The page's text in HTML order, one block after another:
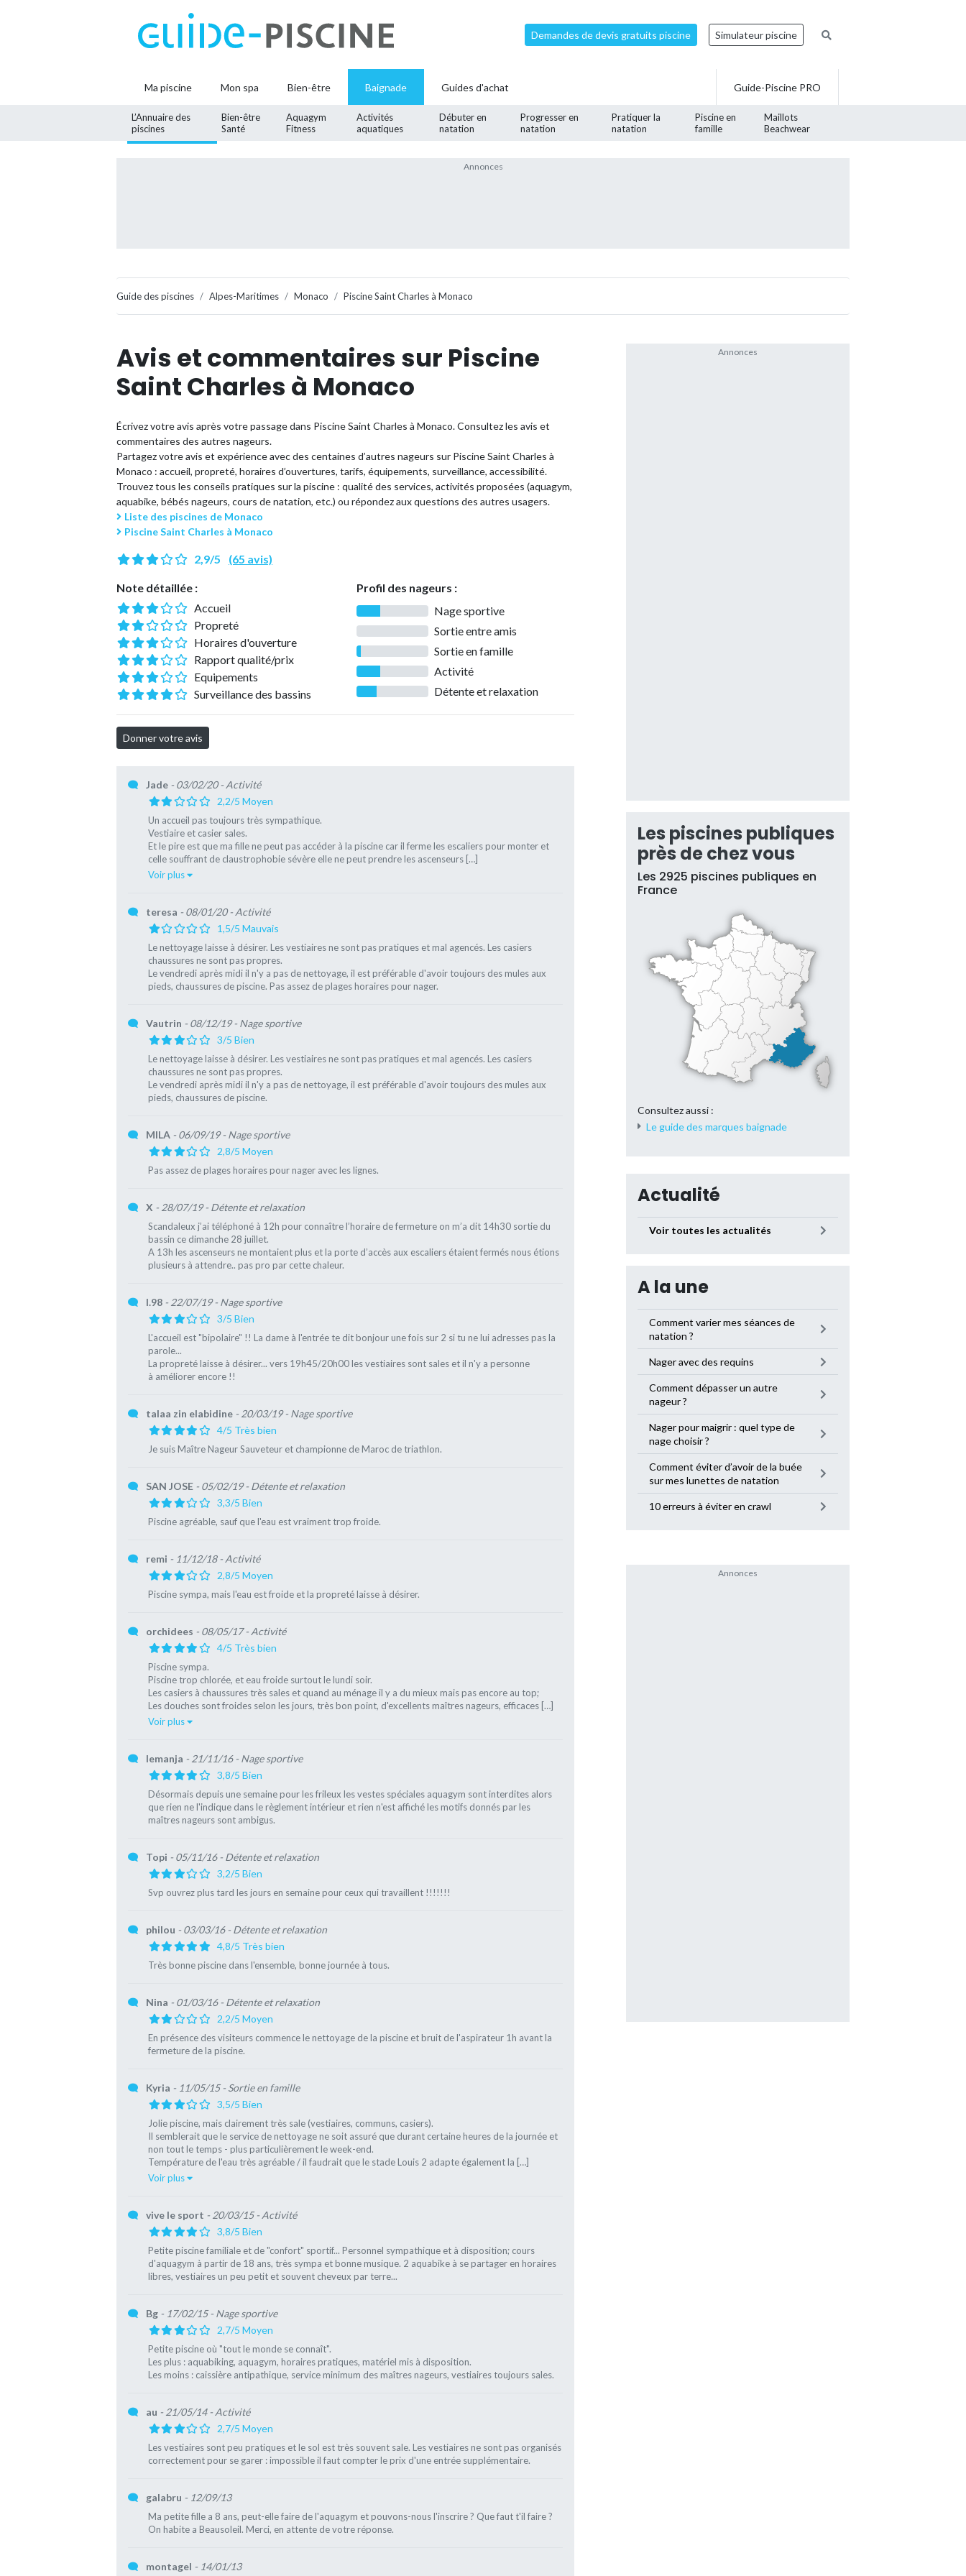
Demandes de devis gratuits piscine Simulateur piscine
Ma piscine Mon spa Bien-être Baignade
L’Annuaire des
piscines
Bien-être
Santé
Aquagym
Fitness
Activités
aquatiques
Débuter en
natation
Progresser en
natation
Pratiquer la
natation
Piscine en
famille
Maillots
Beachwear
Guides d'achat Guide-Piscine PRO
Guide des piscines Alpes-Maritimes Monaco Piscine Saint Charles à Monaco
Avis et commentaires sur Piscine
Saint Charles à Monaco
Écrivez votre avis après votre passage dans Piscine Saint Charles à Monaco. Consultez les avis et
commentaires des autres nageurs.
Partagez votre avis et expérience avec des centaines d’autres nageurs sur Piscine Saint Charles à
Monaco : accueil, propreté, horaires d’ouvertures, tarifs, équipements, surveillance, accessibilité.
Trouvez tous les conseils pratiques sur la piscine : qualité des services, activités proposées (aquagym,
aquabike, bébés nageurs, cours de natation, etc.) ou répondez aux questions des autres usagers.
Liste des piscines de Monaco
Piscine Saint Charles à Monaco
2,9/5 (65 avis)
Note détaillée :
Accueil
Propreté
Horaires d'ouverture
Rapport qualité/prix
Equipements
Surveillance des bassins
Profil des nageurs :
Nage sportive
Sortie entre amis
Sortie en famille
Activité
Détente et relaxation
Jade - 03/02/20- Activité
2,2/5 Moyen
Un accueil pas toujours très sympathique.
Vestiaire et casier sales.
Et le pire est que ma fille ne peut pas accéder à la piscine car il ferme les escaliers pour monter et
celle souffrant de claustrophobie sévère elle ne peut prendre les ascenseurs […]
Voir plus
teresa - 08/01/20- Activité
1,5/5 Mauvais
Le nettoyage laisse à désirer. Les vestiaires ne sont pas pratiques et mal agencés. Les casiers
chaussures ne sont pas propres.
Le vendredi après midi il n'y a pas de nettoyage, il est préférable d'avoir toujours des mules aux
pieds, chaussures de piscine. Pas assez de plages horaires pour nager.
Vautrin - 08/12/19- Nage sportive
3/5 Bien
Le nettoyage laisse à désirer. Les vestiaires ne sont pas pratiques et mal agencés. Les casiers
chaussures ne sont pas propres.
Le vendredi après midi il n'y a pas de nettoyage, il est préférable d'avoir toujours des mules aux
pieds, chaussures de piscine.
MILA - 06/09/19- Nage sportive
2,8/5 Moyen
Pas assez de plages horaires pour nager avec les lignes.
X - 28/07/19- Détente et relaxation
Scandaleux j’ai téléphoné à 12h pour connaître l’horaire de fermeture on m’a dit 14h30 sortie du
bassin ce dimanche 28 juillet.
A 13h les ascenseurs ne montaient plus et la porte d’accès aux escaliers étaient fermés nous étions
plusieurs à attendre.. pas pro par cette chaleur.
l.98 - 22/07/19- Nage sportive
3/5 Bien
L'accueil est "bipolaire" !! La dame à l'entrée te dit bonjour une fois sur 2 si tu ne lui adresses pas la
parole...
La propreté laisse à désirer... vers 19h45/20h00 les vestiaires sont sales et il n'y a personne
à améliorer encore !!
talaa zin elabidine - 20/03/19- Nage sportive
4/5 Très bien
Je suis Maître Nageur Sauveteur et championne de Maroc de triathlon.
SAN JOSE - 05/02/19- Détente et relaxation
3,3/5 Bien
Piscine agréable, sauf que l'eau est vraiment trop froide.
remi - 11/12/18- Activité
2,8/5 Moyen
Piscine sympa, mais l'eau est froide et la propreté laisse à désirer.
orchidees - 08/05/17- Activité
4/5 Très bien
Piscine sympa.
Piscine trop chlorée, et eau froide surtout le lundi soir.
Les casiers à chaussures très sales et quand au ménage il y a du mieux mais pas encore au top;
Les douches sont froides selon les jours, très bon point, d'excellents maîtres nageurs, efficaces […]
Voir plus
Iemanja - 21/11/16- Nage sportive
3,8/5 Bien
Désormais depuis une semaine pour les frileux les vestes spéciales aquagym sont interdites alors
que rien ne l'indique dans le règlement intérieur et rien n'est affiché les motifs donnés par les
maîtres nageurs sont ambigus.
Topi - 05/11/16- Détente et relaxation
3,2/5 Bien
Svp ouvrez plus tard les jours en semaine pour ceux qui travaillent !!!!!!!
philou - 03/03/16- Détente et relaxation
4,8/5 Très bien
Très bonne piscine dans l'ensemble, bonne journée à tous.
Nina - 01/03/16- Détente et relaxation
2,2/5 Moyen
En présence des visiteurs commence le nettoyage de la piscine et bruit de l'aspirateur 1h avant la
fermeture de la piscine.
Kyria - 11/05/15- Sortie en famille
3,5/5 Bien
Jolie piscine, mais clairement très sale (vestiaires, communs, casiers).
Il semblerait que le service de nettoyage ne soit assuré que durant certaine heures de la journée et
non tout le temps - plus particulièrement le week-end.
Température de l'eau très agréable / il faudrait que le stade Louis 2 adapte également la […]
Voir plus
vive le sport - 20/03/15- Activité
3,8/5 Bien
Petite piscine familiale et de "confort" sportif... Personnel sympathique et à disposition; cours
d'aquagym à partir de 18 ans, très sympa et bonne musique. 2 aquabike à se partager en horaires
libres, vestiaires un peu petit et souvent cheveux par terre...
Bg - 17/02/15- Nage sportive
2,7/5 Moyen
Petite piscine où "tout le monde se connaît".
Les plus : aquabiking, aquagym, horaires pratiques, matériel mis à disposition.
Les moins : caissière antipathique, service minimum des maîtres nageurs, vestiaires toujours sales.
au - 21/05/14- Activité
2,7/5 Moyen
Les vestiaires sont peu pratiques et le sol est très souvent sale. Les vestiaires ne sont pas organisés
correctement pour se garer : impossible il faut compter le prix d'une entrée supplémentaire.
galabru - 12/09/13
Ma petite fille a 8 ans, peut-elle faire de l'aquagym et pouvons-nous l'inscrire ? Que faut t'il faire ?
On habite a Beausoleil. Merci, en attente de votre réponse.
montagel - 14/01/13
Les piscines publiques
près de chez vous
Les 2925 piscines publiques en
France
Consultez aussi :
Le guide des marques baignade
Actualité
Voir toutes les actualités
A la une
Comment varier mes séances de
natation ?
Nager avec des requins
Comment dépasser un autre
nageur ?
Nager pour maigrir : quel type de
nage choisir ?
Comment éviter d’avoir de la buée
sur mes lunettes de natation
10 erreurs à éviter en crawl